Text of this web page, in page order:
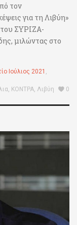
τον
για τη Λιβύη»
του ΣΥΡΙΖΑ-
μιλώντας στο
Ιούλιος 2021 ,
, ΚΟΝΤΡΑ, Λιβύη 0